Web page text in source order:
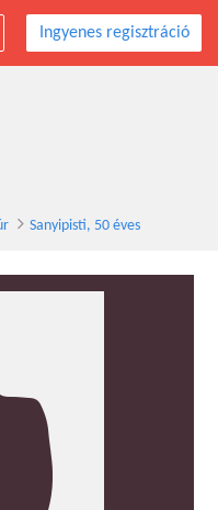
Ingyenes regisztráció
50 éves,
Sanyipisti, 50 éves